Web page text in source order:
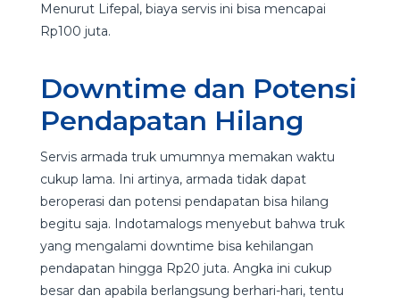
Menurut Lifepal, biaya servis ini bisa mencapai
Rp100 juta.
Downtime dan Potensi
Pendapatan Hilang
Servis armada truk umumnya memakan waktu
cukup lama. Ini artinya, armada tidak dapat
beroperasi dan potensi pendapatan bisa hilang
begitu saja. Indotamalogs menyebut bahwa truk
yang mengalami downtime bisa kehilangan
pendapatan hingga Rp20 juta. Angka ini cukup
besar dan apabila berlangsung berhari-hari, tentu